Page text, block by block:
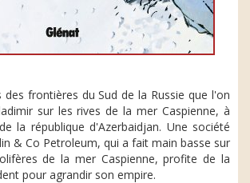
des frontières du Sud de la Russie que l'on
sur les rives de la mer Caspienne, à
la république d'Azerbaidjan. Une société
& Co Petroleum, qui a fait main basse sur
de la mer Caspienne, profite de la
pour agrandir son empire.